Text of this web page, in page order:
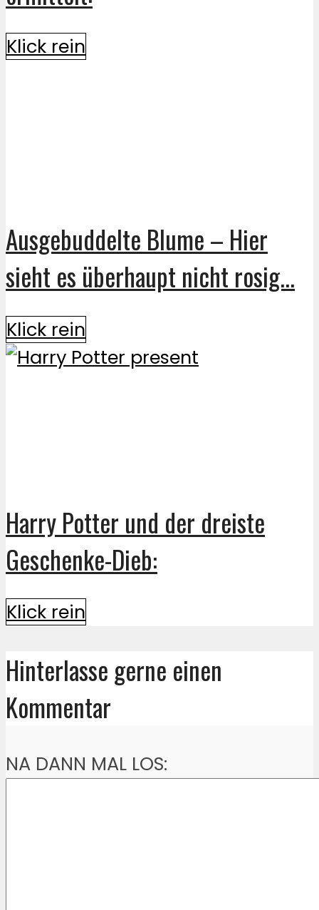
Klick rein
Ausgebuddelte Blume – Hier
sieht es überhaupt nicht rosig...
Klick rein
Harry Potter und der dreiste
Geschenke-Dieb:
Klick rein
Hinterlasse gerne einen
Kommentar
NA DANN MAL LOS: